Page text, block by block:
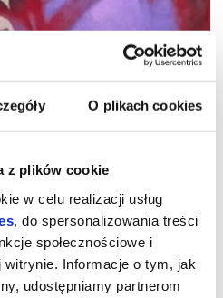
O plikach cookies
z plików cookie
w celu realizacji usług
, do spersonalizowania treści
społecznościowe i
Informacje o tym, jak
udostępniamy partnerom